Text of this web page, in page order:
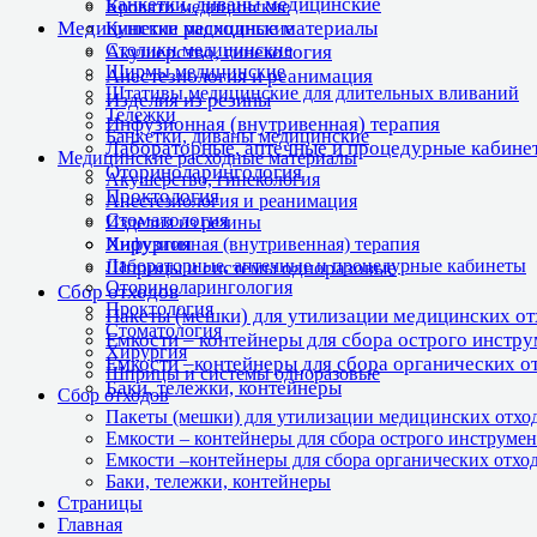
Медицинские расходные материалы
Акушерство, гинекология
Анестезиология и реанимация
Изделия из резины
Инфузионная (внутривенная) терапия
Лабораторные, аптечные и процедурные
Оториноларингология
Проктология
Стоматология
Хирургия
Шприцы и системы одноразовые
Сбор отходов
Пакеты (мешки) для утилизации медицинских
Емкости – контейнеры для сбора острого
Емкости –контейнеры для сбора органических
Баки, тележки, контейнеры
Кровати медицинские
Кушетки медицинские
Столики медицинские
Ширмы медицинские
Штативы медицинские для длительных вливаний
Тележки
Банкетки, диваны медицинские
Медицинские расходные материалы
Акушерство, гинекология
Анестезиология и реанимация
Изделия из резины
Инфузионная (внутривенная) терапия
Лабораторные, аптечные и процедурные кабинеты
Оториноларингология
Проктология
Стоматология
Хирургия
Шприцы и системы одноразовые
Сбор отходов
Пакеты (мешки) для утилизации медицинских
Емкости – контейнеры для сбора острого
Емкости –контейнеры для сбора органических
Баки, тележки, контейнеры
Страницы
Главная